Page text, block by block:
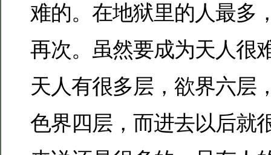
难的。在地狱里的人最多
再次。虽然要成为天人很
天人有很多层，欲界六层
色界四层，而进去以后就